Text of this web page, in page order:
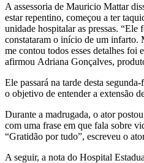
A assessoria de Mauricio Mattar
estar repentino, começou a ter
unidade hospitalar as pressas. “Ele
constataram o início de um infarto.
me contou todos esses detalhes foi
afirmou Adriana Gonçalves,
Ele passará na tarde desta
o objetivo de entender a extensão
Durante a madrugada, o ator
com uma frase em que fala sobre
“Gratidão por tudo”, escreveu o
A seguir, a nota do Hospital